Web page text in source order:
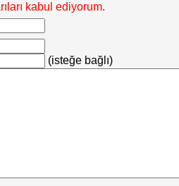
kabul ediyorum.
(isteğe bağlı)